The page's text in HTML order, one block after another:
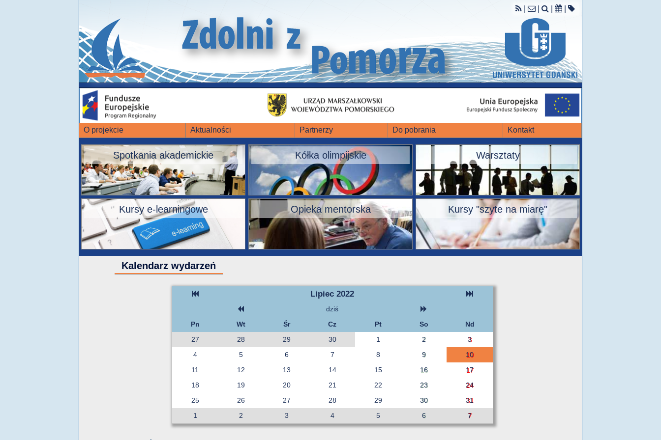
O projekcie Aktualności Partnerzy Do pobrania Kontakt
Spotkania akademickie Kółka olimpijskie Warsztaty
Kursy e-learningowe Opieka mentorska Kursy "szyte na miarę"
Kalendarz wydarzeń
Lipiec 2022
dziś
Pn
Wt Śr Cz Pt So
Nd
27
28 29 30 1 2
3
4
5 6 7 8 9
10
11
12 13 14 15 16
17
18
19 20 21 22 23
24
25
26 27 28 29 30
31
1
2 3 4 5 6 7